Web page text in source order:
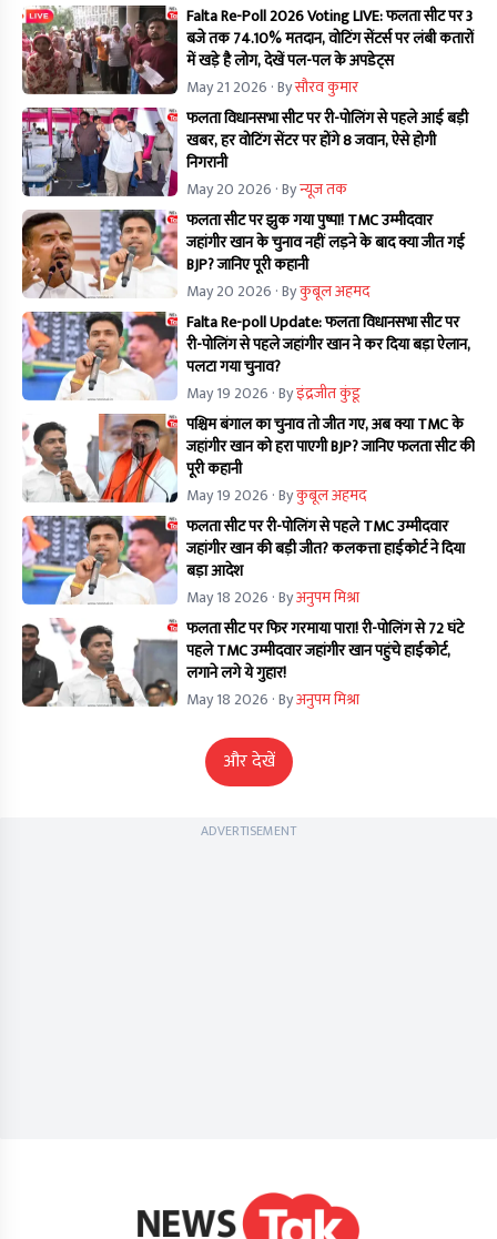
Falta Re-Poll 2026 Voting LIVE: फलता सीट पर 3
बजे तक 74.10% मतदान, वोटिंग सेंटर्स पर लंबी कतारों
में खड़े है लोग, देखें पल-पल के अपडेट्स
May 21 2026 · Byसौरव कुमार
फलता विधानसभा सीट पर री-पोलिंग से पहले आई बड़ी
खबर, हर वोटिंग सेंटर पर होंगे 8 जवान, ऐसे होगी
निगरानी
May 20 2026 · Byन्यूज तक
फलता सीट पर झुक गया पुष्पा! TMC उम्मीदवार
जहांगीर खान के चुनाव नहीं लड़ने के बाद क्या जीत गई
BJP? जानिए पूरी कहानी
May 20 2026 · Byकुबूल अहमद
Falta Re-poll Update: फलता विधानसभा सीट पर
री-पोलिंग से पहले जहांगीर खान ने कर दिया बड़ा ऐलान,
पलटा गया चुनाव?
May 19 2026 · Byइंद्रजीत कुंडू
पश्चिम बंगाल का चुनाव तो जीत गए, अब क्या TMC के
जहांगीर खान को हरा पाएगी BJP? जानिए फलता सीट की
पूरी कहानी
May 19 2026 · Byकुबूल अहमद
फलता सीट पर री-पोलिंग से पहले TMC उम्मीदवार
जहांगीर खान की बड़ी जीत? कलकत्ता हाईकोर्ट ने दिया
बड़ा आदेश
May 18 2026 · Byअनुपम मिश्रा
फलता सीट पर फिर गरमाया पारा! री-पोलिंग से 72 घंटे
पहले TMC उम्मीदवार जहांगीर खान पहुंचे हाईकोर्ट,
लगाने लगे ये गुहार!
May 18 2026 · Byअनुपम मिश्रा
और देखें
ADVERTISEMENT